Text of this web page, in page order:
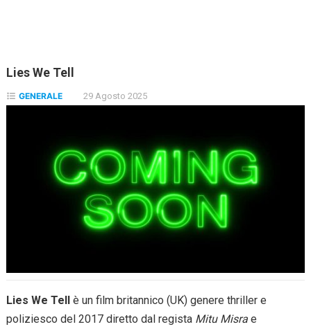
Lies We Tell
GENERALE 29 Agosto 2025
Lies We Tellè un film britannico (UK) genere thriller e
poliziesco del 2017 diretto dal regista Mitu Misrae